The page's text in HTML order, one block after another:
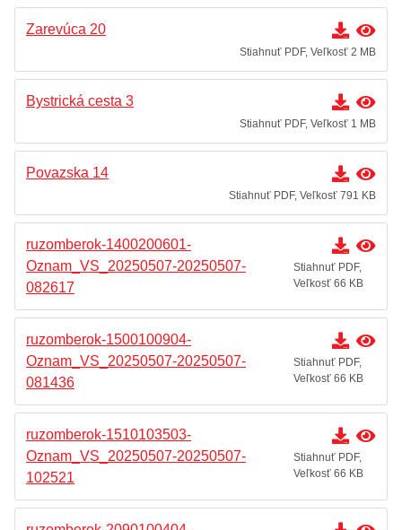
Zarevúca 20
Stiahnuť PDF, Veľkosť 2 MB
Bystrická cesta 3
Stiahnuť PDF, Veľkosť 1 MB
Povazska 14
Stiahnuť PDF, Veľkosť 791 KB
ruzomberok-1400200601-
Oznam_VS_20250507-20250507-
082617
Stiahnuť PDF,
Veľkosť 66 KB
ruzomberok-1500100904-
Oznam_VS_20250507-20250507-
081436
Stiahnuť PDF,
Veľkosť 66 KB
ruzomberok-1510103503-
Oznam_VS_20250507-20250507-
102521
Stiahnuť PDF,
Veľkosť 66 KB